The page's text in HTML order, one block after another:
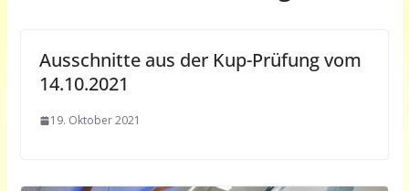
Ausschnitte aus der Kup-Prüfung vom
14.10.2021
19. Oktober 2021